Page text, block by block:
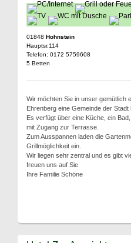
01848 Hohnstein
Hauptsr.114
Telefon: 0172 5759608
5 Betten
Wir möchten Sie in unser gemütlich
Ehrenberg eine Gemeinde der Stadt
Es verfügt über eine Küche, ein
mit Zugang zur Terrasse.
Zum Ausspannen laden die
Grillmöglichkeit ein.
Wir liegen sehr zentral und es gibt
freuen uns auf Sie
Ihre Familie Schöne